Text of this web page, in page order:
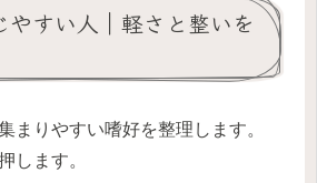
やすい人｜軽さと整いを
まりやすい嗜好を整理します。
します。